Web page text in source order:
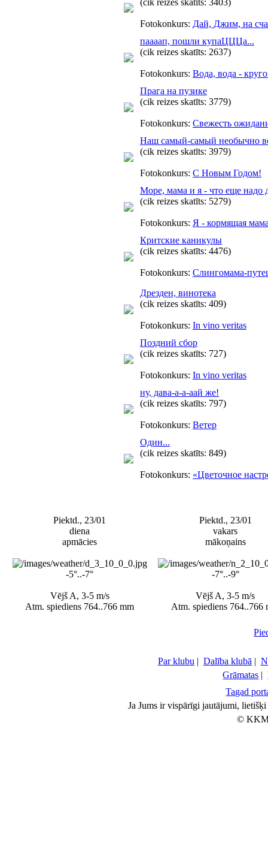
(cik reizes skatīts: 3403)
Fotokonkurs: Дай, Джим, на
паааап, пошли купаЦЦЦа...
(cik reizes skatīts: 2637)
Fotokonkurs: Вода, вода -
Прага на пузике
(cik reizes skatīts: 3779)
Fotokonkurs: Свежесть
Наш самый-самый необычно
(cik reizes skatīts: 3979)
Fotokonkurs: С Новым Годом!
Море, мама и я - что еще надо
(cik reizes skatīts: 5279)
Fotokonkurs: Я - кормящая
Критские каникулы
(cik reizes skatīts: 4476)
Fotokonkurs: Слингомама-
Дрезден, винотека
(cik reizes skatīts: 409)
Fotokonkurs: In vino veritas
Поздний сбор
(cik reizes skatīts: 727)
Fotokonkurs: In vino veritas
ну, дава-а-а-аай же!
(cik reizes skatīts: 797)
Fotokonkurs: Ветер
Один...
(cik reizes skatīts: 849)
Fotokonkurs: «Цветочное
Piektd., 23/01
diena
apmācies
-5°..-7°
Vējš A, 3-5 m/s
Atm. spiediens 764..766 mm
Piektd., 23/01
vakars
mākoņains
-7°..-9°
Vējš A, 3-5 m/s
Atm. spiediens 764..766
Par klubu | Dalība klubā |
Grāmatas |
Tagad
Ja Jums ir vispārīgi jautājumi,
©